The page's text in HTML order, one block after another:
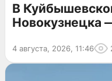
В
Новокузнецка
4 августа, 2026, 11:46